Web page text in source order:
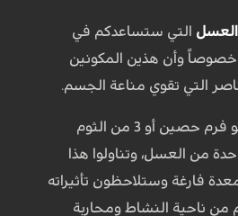
التي ستساعدكم في
خصوصاً وأن هذين المكونين
التي تقوي مناعة الجسم.
كل ما عليكم فعله هو فرم حصين أو 3 من الثوم
من العسل، وتناولوا هذا
فارغة وستلاحظون تأثيراته
من ناحية النشاط ومحاربة